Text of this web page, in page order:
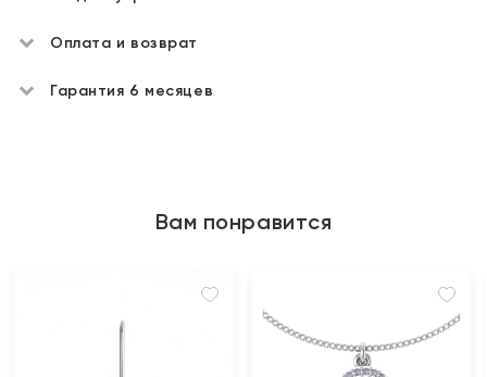
Оплата и возврат
Гарантия 6 месяцев
Вам понравится